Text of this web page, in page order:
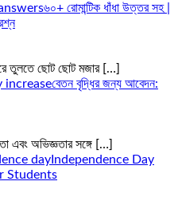
৬০+ রোমান্টিক ধাঁধা উত্তর সহ |
তুলতে ছোট ছোট মজার […]
বেতন বৃদ্ধির জন্য আবেদন:
এবং অভিজ্ঞতার সঙ্গে […]
Independence Day
Students